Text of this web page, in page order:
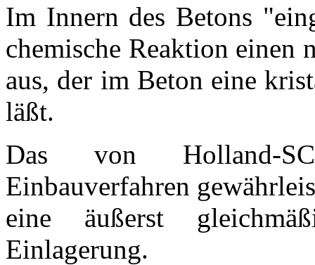
Im Innern des Betons
chemische Reaktion einen
aus, der im Beton eine
läßt.
Das von Holland-
Einbauverfahren
eine äußerst
Einlagerung.